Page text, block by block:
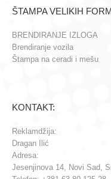
ŠTAMPA VELIKIH
BRENDIRANJE IZLOGA
Brendiranje vozila
Štampa na ceradi i mešu
KONTAKT:
Reklamdžija:
Dragan Ilić
Adresa:
Jesenjinova 14, Novi Sad,